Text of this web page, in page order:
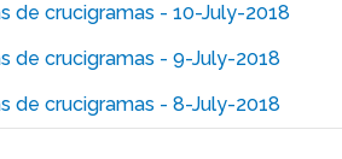
de crucigramas - 10-July-2018
de crucigramas - 9-July-2018
de crucigramas - 8-July-2018